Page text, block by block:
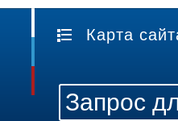
Карта